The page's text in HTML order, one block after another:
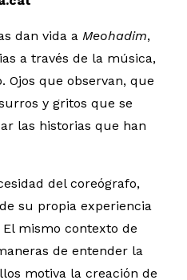
dan vida a Meohadim,
a través de la música,
Ojos que observan, que
y gritos que se
las historias que han
del coreógrafo,
su propia experiencia
mismo contexto de
de entender la
motiva la creación de